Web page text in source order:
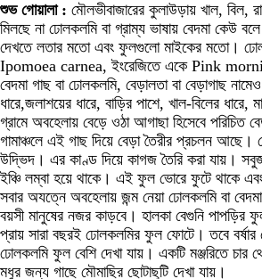
শুভ গোয়ালা : মৌলভীবাজারের কুলাউড়ায় খাল, বিল,
মিলছে না ঢোলকলমি বা গ্রাম্য ভাষায় বেদমা কেউ
দেখতে লতার মতো এবং ফুলগুলো মাইকের মতো।
Ipomoea carnea, ইংরেজিতে একে Pink
বেদমা গাছ বা ঢোলকলমি, বেড়ালতা বা বেড়াগাছ
ধারে,জলাশয়ের ধারে, বাড়ির পাশে, খাল-বিলের ধারে,
গ্রামে অবহেলায় বেড়ে ওঠা আগাছা হিসেবে পরিচিত
গামাঞ্চলে এই গাছ দিয়ে বেড়া তৈরীর প্রচলন আছে।
উদ্ভিদ। এর কাণ্ড দিয়ে কাগজ তৈরি করা যায়।
ইঞ্চি লম্বা হয়ে থাকে। এই ফুল ভোরে ফুটে থাকে এবং
সবার অযত্নে অবহেলায় জন্ম নেয়া ঢোলকলমি বা
বয়সী মানুষের নজর কাড়বে। হালকা বেগুনি পাপড়ির
প্রায় সারা বছরই ঢোলকলমির ফুল ফোটে। তবে বর্ষার
ঢোলকলমি ফুল বেশি দেখা যায়। একটি মঞ্জরিতে চার
মধুর জন্য গাছে মৌমাছির ছোটাছুটি দেখা যায়।